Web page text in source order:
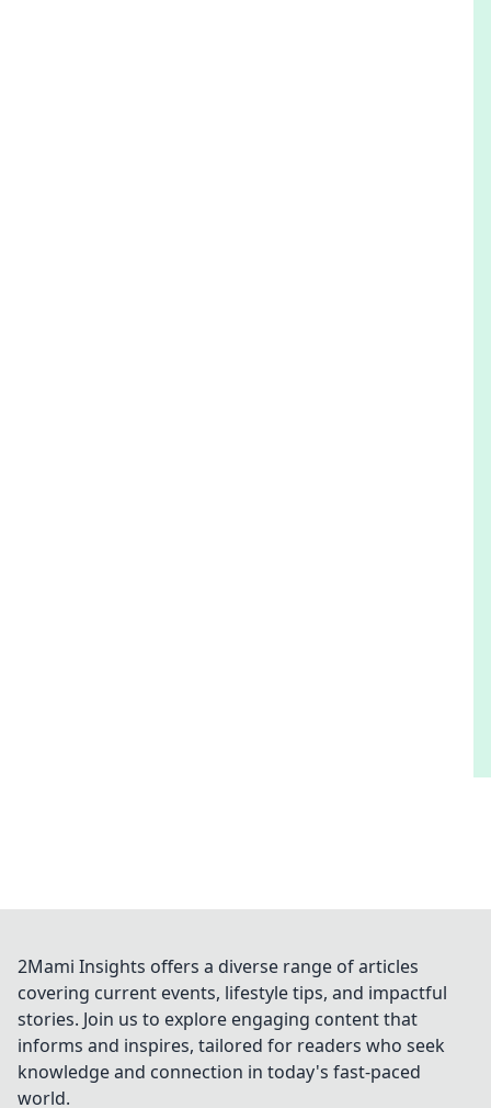
2Mami Insights offers a diverse range of articles
covering current events, lifestyle tips, and impactful
stories. Join us to explore engaging content that
informs and inspires, tailored for readers who seek
knowledge and connection in today's fast-paced
world.